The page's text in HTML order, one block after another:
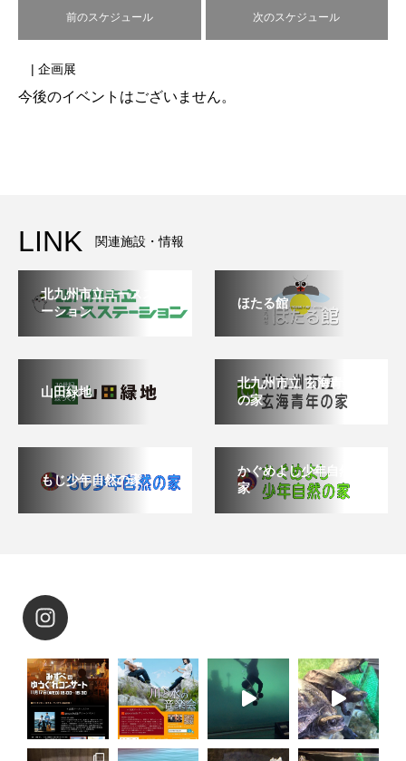
前のスケジュール 次のスケジュール
| 企画展
今後のイベントはございません。
LINK 関連施設・情報
北九州市立ユースステ
ーション
ほたる館
山田緑地
北九州市立 玄海青年
の家
もじ少年自然の家
かぐめよし少年自然の
家